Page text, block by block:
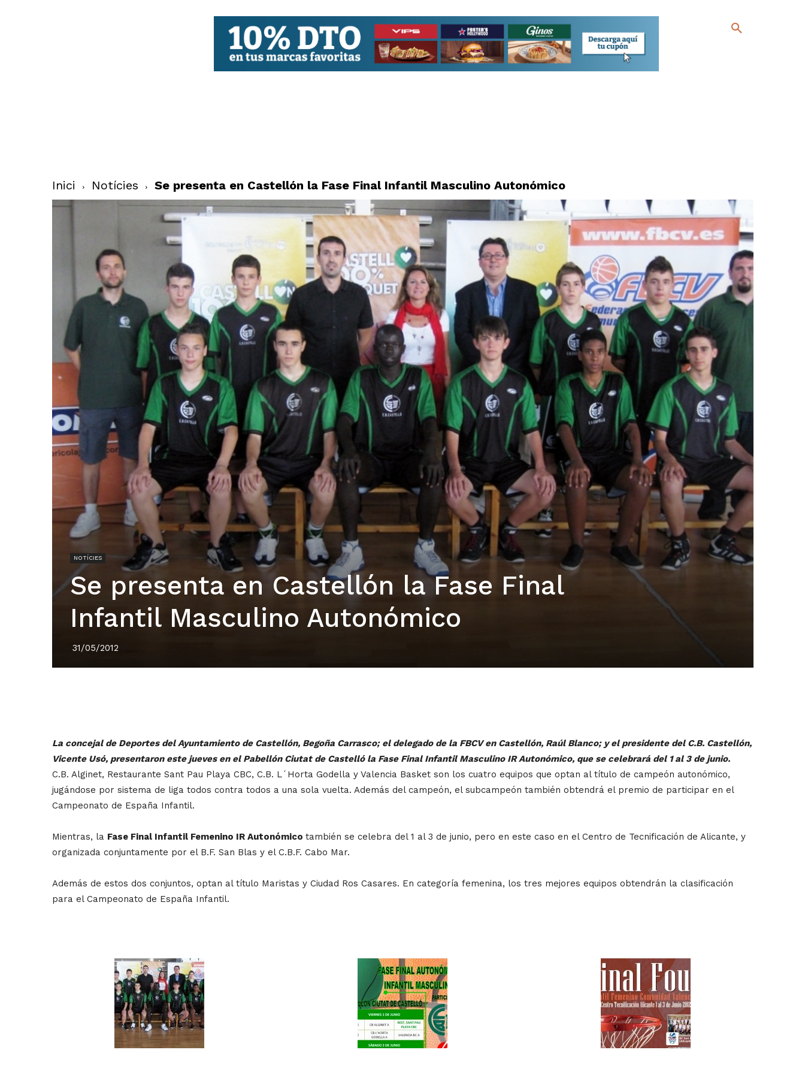
Inici Notícies Se presenta en Castellón la Fase Final Infantil Masculino Autonómico
NOTÍCIES
Se presenta en Castellón la Fase Final
Infantil Masculino Autonómico
31/05/2012
La concejal de Deportes del Ayuntamiento de Castellón, Begoña Carrasco; el delegado de la FBCV en Castellón, Raúl Blanco; y el presidente del C.B. Castellón,
Vicente Usó, presentaron este jueves en el Pabellón Ciutat de Castelló la Fase Final Infantil Masculino IR Autonómico, que se celebrará del 1 al 3 de junio.
C.B. Alginet, Restaurante Sant Pau Playa CBC, C.B. L´Horta Godella y Valencia Basket son los cuatro equipos que optan al título de campeón autonómico,
jugándose por sistema de liga todos contra todos a una sola vuelta. Además del campeón, el subcampeón también obtendrá el premio de participar en el
Campeonato de España Infantil.
Mientras, la Fase Final Infantil Femenino IR Autonómico también se celebra del 1 al 3 de junio, pero en este caso en el Centro de Tecnificación de Alicante, y
organizada conjuntamente por el B.F. San Blas y el C.B.F. Cabo Mar.
Además de estos dos conjuntos, optan al título Maristas y Ciudad Ros Casares. En categoría femenina, los tres mejores equipos obtendrán la clasificación
para el Campeonato de España Infantil.